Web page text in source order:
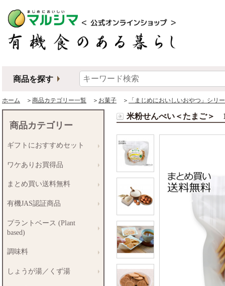
商品を探す
ホーム ＞ 商品カテゴリー一覧 ＞ お菓子 ＞ 「まじめにおいしいおやつ」シリ
米粉せんべい＜たまご＞
商品カテゴリー
ギフトにおすすめセット
ワケありお買得品
まとめ買い送料無料
有機JAS認証商品
プラントベース (Plant
based)
調味料
しょうが湯／くず湯